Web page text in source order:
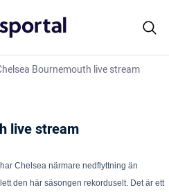
Bournemouth live stream
live stream
Chelsea närmare nedflyttning än
den här säsongen rekorduselt. Det är ett